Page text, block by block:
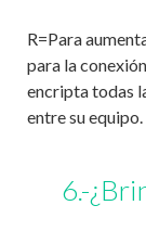
R=Para
para la
encripta todas
entre su equipo.
6.-